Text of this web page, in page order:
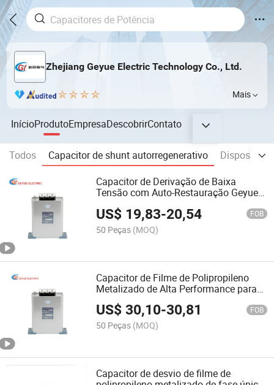
Zhejiang Geyue Electric Technology Co., Ltd.
Mais
InícioProdutoEmpresaDescobrirContato
Todos Capacitor de shunt autorregenerativo
Dispositivo
Capacitor de Derivação de Baixa
Tensão com Auto-Restauração Geyue
US$ 19,83-20,54 FOB
50 Peças (MOQ)
Capacitor de Filme de Polipropileno
Metalizado de Alta Performance para
Sistemas Trifásicos
US$30,10-30,81 FOB
50 Peças (MOQ)
Capacitor de desvio de filme de